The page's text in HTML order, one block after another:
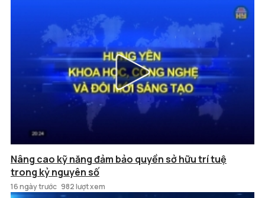
Nâng cao kỹ năng đảm bảo quyền sở hữu trí tuệ
trong kỷ nguyên số
16 ngày trước 982 lượt xem